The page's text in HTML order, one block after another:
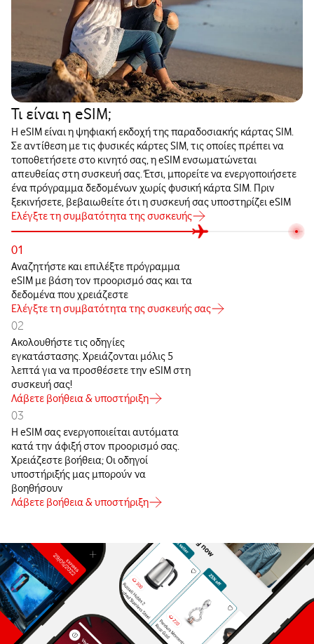
Τι είναι η eSIM;
Η eSIM είναι η ψηφιακή εκδοχή της παραδοσιακής κάρτας SIM.
Σε αντίθεση με τις φυσικές κάρτες SIM, τις οποίες πρέπει να
τοποθετήσετε στο κινητό σας, η eSIM ενσωματώνεται
απευθείας στη συσκευή σας. Έτσι, μπορείτε να ενεργοποιήσετε
ένα πρόγραμμα δεδομένων χωρίς φυσική κάρτα SIM. Πριν
ξεκινήσετε, βεβαιωθείτε ότι η συσκευή σας υποστηρίζει eSIM
Ελέγξτε τη συμβατότητα της συσκευής
01
Αναζητήστε και επιλέξτε πρόγραμμα
eSIM με βάση τον προορισμό σας και τα
δεδομένα που χρειάζεστε
Ελέγξτε τη συμβατότητα της συσκευής σας
02
Ακολουθήστε τις οδηγίες
εγκατάστασης. Χρειάζονται μόλις 5
λεπτά για να προσθέσετε την eSIM στη
συσκευή σας!
Λάβετε βοήθεια & υποστήριξη
03
Η eSIM σας ενεργοποιείται αυτόματα
κατά την άφιξή στον προορισμό σας.
Χρειάζεστε βοήθεια; Οι οδηγοί
υποστήριξής μας μπορούν να
βοηθήσουν
Λάβετε βοήθεια & υποστήριξη